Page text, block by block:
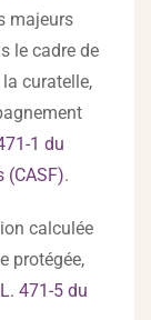
majeurs
le cadre de
curatelle,
1 du
(CASF).
calculée
protégée,
471-5 du